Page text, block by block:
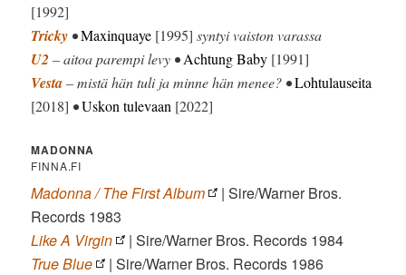
[1992]
Tricky •Maxinquaye [1995] syntyi vaiston varassa
U2 – aitoa parempi levy •Achtung Baby [1991]
Vesta– mistä hän tuli ja minne hän menee? •Lohtulauseita
[2018] •Uskon tulevaan [2022]
MADONNA
FINNA.FI
Madonna / The First Album
| Sire/Warner Bros.
Records 1983
Like A Virgin
| Sire/Warner Bros. Records 1984
True Blue
| Sire/Warner Bros. Records 1986